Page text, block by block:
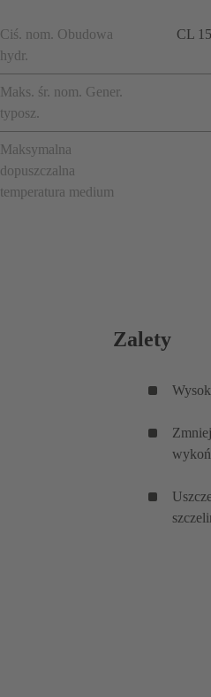
Ciś. nom. Obudowa
hydr.
CL
Maks. śr. nom. Gener.
typosz.
Maksymalna
dopuszczalna
temperatura medium
Zalety